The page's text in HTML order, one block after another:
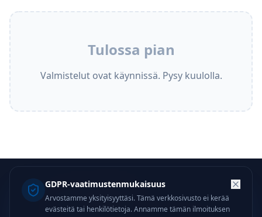
Tulossa pian
Valmistelut ovat käynnissä. Pysy kuulolla.
CloudBSD
GDPR-vaatimustenmukaisuus
Arvostamme yksityisyyttäsi. Tämä verkkosivusto ei kerää
evästeitä tai henkilötietoja. Annamme tämän ilmoituksen